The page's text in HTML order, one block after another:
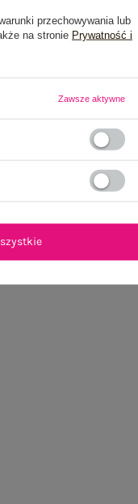
przechowywania lub
na stronie Prywatność i
Zawsze aktywne